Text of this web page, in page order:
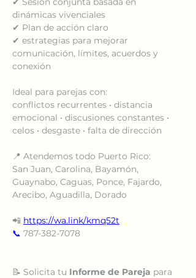
dinámicas vivenciales
✔ Plan de acción claro
✔ estrategias para mejorar
comunicación, límites, acuerdos y
conexión
Ideal para parejas con:
conflictos recurrentes • distancia
emocional • discusiones constantes •
celos • desgaste • falta de dirección
📍 Atendemos todo Puerto Rico:
San Juan, Carolina, Bayamón,
Guaynabo, Caguas, Ponce, Fajardo,
Arecibo, Aguadilla, Dorado
📲 https://wa.link/kmq52t
📞 787-382-7078
📝 Solicita tu Informe de Pareja para